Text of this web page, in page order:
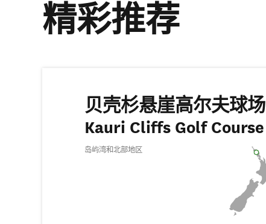
精彩推荐
贝壳杉悬崖高尔夫球场
Kauri Cliffs Golf Course
岛屿湾和北部地区